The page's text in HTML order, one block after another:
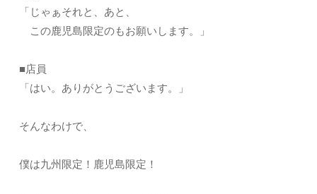
「じゃぁそれと、あと、
この鹿児島限定のもお願いします。」
■店員
「はい。ありがとうございます。」
そんなわけで、
僕は九州限定！鹿児島限定！